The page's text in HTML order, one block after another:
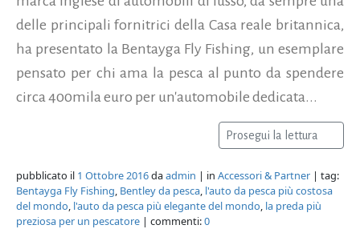
delle principali fornitrici della Casa reale britannica,
ha presentato la Bentayga Fly Fishing, un esemplare
pensato per chi ama la pesca al punto da spendere
circa 400mila euro per un'automobile dedicata...
Prosegui la lettura
pubblicato il 1 Ottobre 2016daadmin | in Accessori & Partner | tag:
Bentayga Fly Fishing, Bentley da pesca, l'auto da pesca più costosa
del mondo, l'auto da pesca più elegante del mondo, la preda più
preziosa per un pescatore | commenti:0